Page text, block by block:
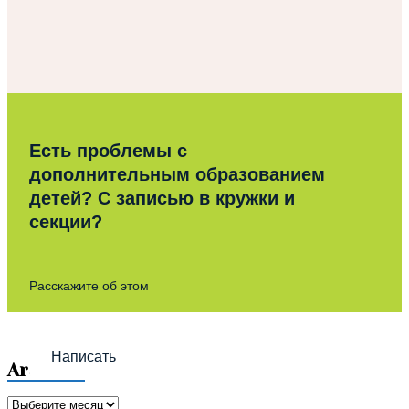
Есть проблемы с
дополнительным образованием
детей? С записью в кружки и
секции?
Расскажите об этом
Написать
Archives
Archives